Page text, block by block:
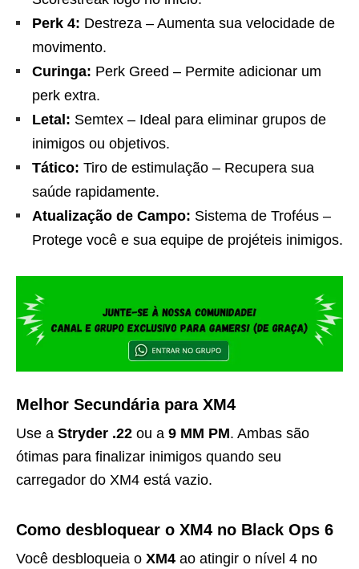
Perk 4: Destreza – Aumenta sua velocidade de
movimento.
Curinga: Perk Greed – Permite adicionar um
perk extra.
Letal: Semtex – Ideal para eliminar grupos de
inimigos ou objetivos.
Tático: Tiro de estimulação – Recupera sua
saúde rapidamente.
Atualização de Campo: Sistema de Troféus –
Protege você e sua equipe de projéteis inimigos.
Melhor Secundária para XM4
Use a Stryder .22 ou a 9 MM PM. Ambas são
ótimas para finalizar inimigos quando seu
carregador do XM4 está vazio.
Como desbloquear o XM4 no Black Ops 6
Você desbloqueia o XM4 ao atingir o nível 4 no